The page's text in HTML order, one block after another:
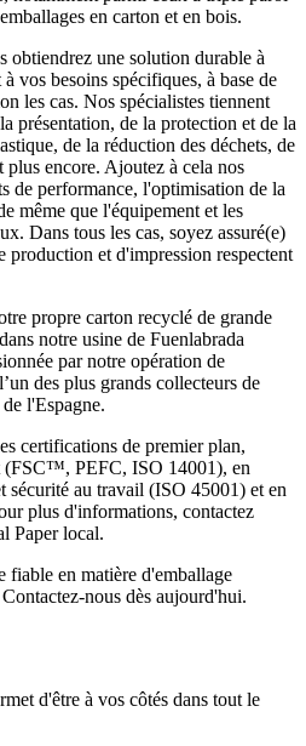
en carton et en bois.
obtiendrez une solution durable à
vos besoins spécifiques, à base de
les cas. Nos spécialistes tiennent
présentation, de la protection et de la
de la réduction des déchets, de
encore. Ajoutez à cela nos
de performance, l'optimisation de la
même que l'équipement et les
Dans tous les cas, soyez assuré(e)
production et d'impression respectent
propre carton recyclé de grande
notre usine de Fuenlabrada
par notre opération de
des plus grands collecteurs de
l'Espagne.
certifications de premier plan,
(FSC™, PEFC, ISO 14001), en
sécurité au travail (ISO 45001) et en
plus d'informations, contactez
Paper local.
fiable en matière d'emballage
nous dès aujourd'hui.
d'être à vos côtés dans tout le